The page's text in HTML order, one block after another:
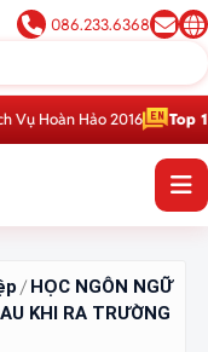
086.233.6368
2016 Top 1Thương Hiệu
/HỌC NGÔN NGỮ
KHI RA TRƯỜNG